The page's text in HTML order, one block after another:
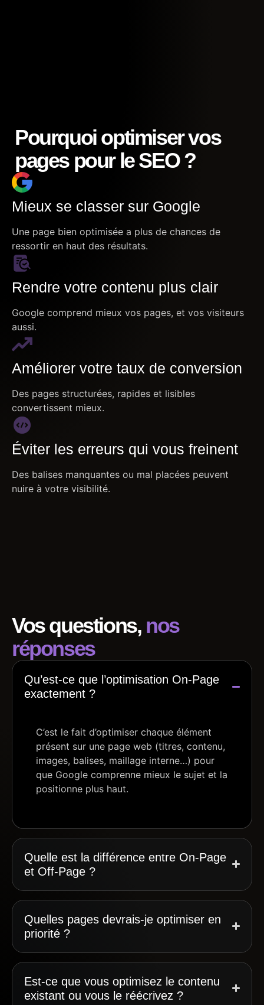
Pourquoi optimiser vos
pages pour le SEO ?
Mieux se classer sur Google
Une page bien optimisée a plus de chances de
ressortir en haut des résultats.
Rendre votre contenu plus clair
Google comprend mieux vos pages, et vos visiteurs
aussi.
Améliorer votre taux de conversion
Des pages structurées, rapides et lisibles
convertissent mieux.
Éviter les erreurs qui vous freinent
Des balises manquantes ou mal placées peuvent
nuire à votre visibilité.
Vos questions,nos
réponses
Qu’est-ce que l’optimisation On-Page
exactement ?
C’est le fait d’optimiser chaque élément
présent sur une page web (titres, contenu,
images, balises, maillage interne…) pour
que Google comprenne mieux le sujet et la
positionne plus haut.
Quelle est la différence entre On-Page
et Off-Page ?
Quelles pages devrais-je optimiser en
priorité ?
Est-ce que vous optimisez le contenu
existant ou vous le réécrivez ?